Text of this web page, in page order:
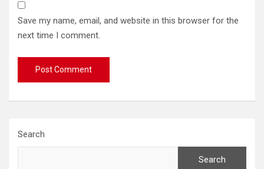
Save my name, email, and website in this browser for the
next time I comment.
Search
Search